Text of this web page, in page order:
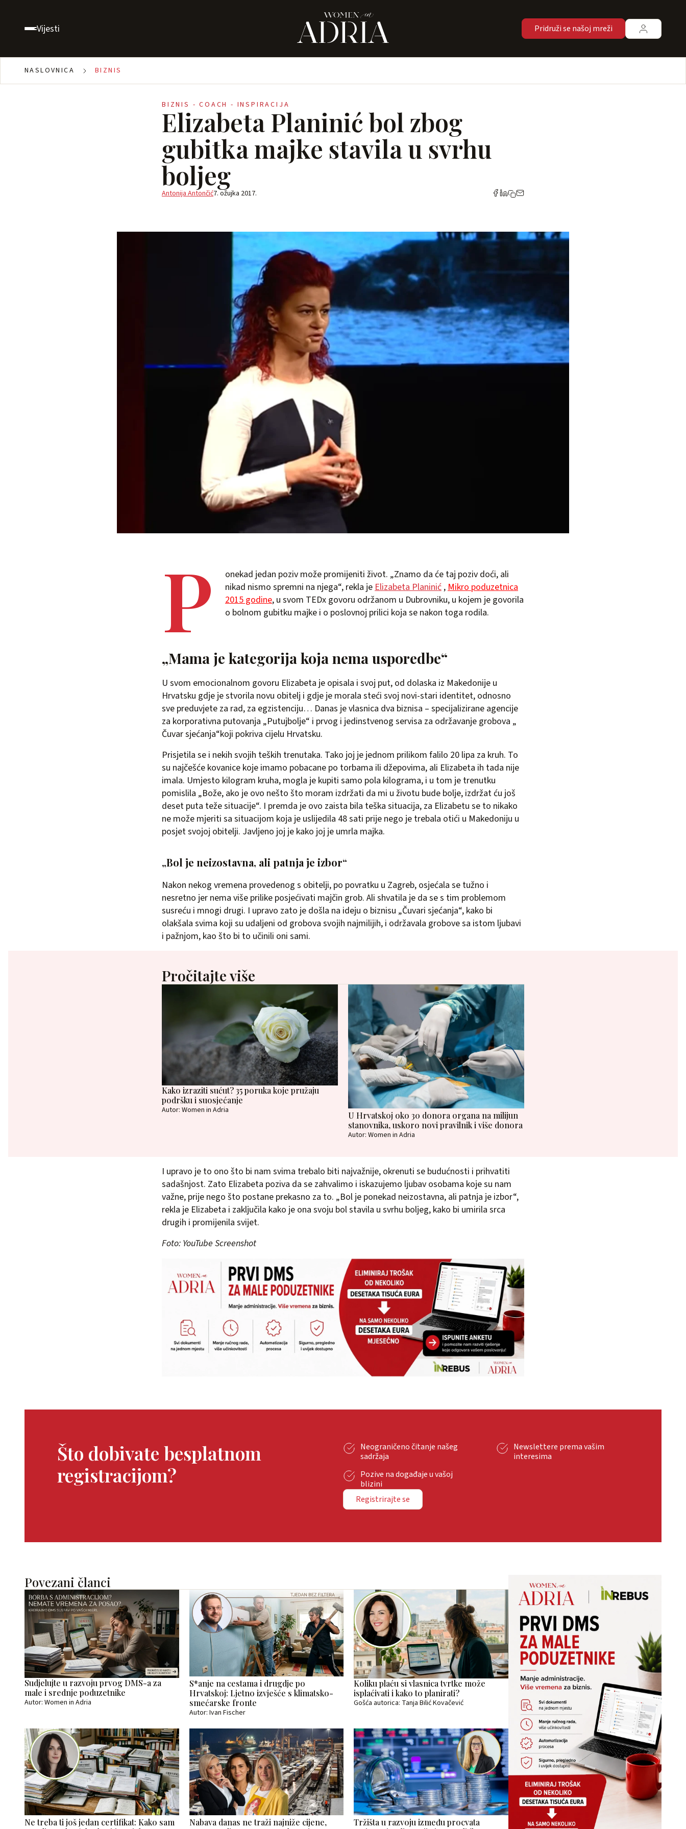
Vijesti Pridruži se našoj mreži
NASLOVNICA BIZNIS
BIZNIS - COACH - INSPIRACIJA
Elizabeta Planinić bol zbog
gubitka majke stavila u svrhu
boljeg
Antonija Antončić7. ožujka 2017.
P
onekad jedan poziv može promijeniti život. „Znamo da će taj poziv doći, ali
nikad nismo spremni na njega“, rekla je Elizabeta Planinić , Mikro poduzetnica
2015 godine, u svom TEDx govoru održanom u Dubrovniku, u kojem je govorila
o bolnom gubitku majke i o poslovnoj prilici koja se nakon toga rodila.
„Mama je kategorija koja nema usporedbe“
U svom emocionalnom govoru Elizabeta je opisala i svoj put, od dolaska iz Makedonije u
Hrvatsku gdje je stvorila novu obitelj i gdje je morala steći svoj novi-stari identitet, odnosno
sve preduvjete za rad, za egzistenciju… Danas je vlasnica dva biznisa – specijalizirane agencije
za korporativna putovanja „Putujbolje“ i prvog i jedinstvenog servisa za održavanje grobova „
Čuvar sjećanja“koji pokriva cijelu Hrvatsku.
Prisjetila se i nekih svojih teških trenutaka. Tako joj je jednom prilikom falilo 20 lipa za kruh. To
su najčešće kovanice koje imamo pobacane po torbama ili džepovima, ali Elizabeta ih tada nije
imala. Umjesto kilogram kruha, mogla je kupiti samo pola kilograma, i u tom je trenutku
pomislila „Bože, ako je ovo nešto što moram izdržati da mi u životu bude bolje, izdržat ću još
deset puta teže situacije“. I premda je ovo zaista bila teška situacija, za Elizabetu se to nikako
ne može mjeriti sa situacijom koja je uslijedila 48 sati prije nego je trebala otići u Makedoniju u
posjet svojoj obitelji. Javljeno joj je kako joj je umrla majka.
„Bol je neizostavna, ali patnja je izbor“
Nakon nekog vremena provedenog s obitelji, po povratku u Zagreb, osjećala se tužno i
nesretno jer nema više prilike posjećivati majčin grob. Ali shvatila je da se s tim problemom
susreću i mnogi drugi. I upravo zato je došla na ideju o biznisu „Čuvari sjećanja“, kako bi
olakšala svima koji su udaljeni od grobova svojih najmilijih, i održavala grobove sa istom ljubavi
i pažnjom, kao što bi to učinili oni sami.
Pročitajte više
Kako izraziti sućut? 35 poruka koje pružaju
podršku i suosjećanje
Autor: Women in Adria
U Hrvatskoj oko 30 donora organa na milijun
stanovnika, uskoro novi pravilnik i više donora
Autor: Women in Adria
I upravo je to ono što bi nam svima trebalo biti najvažnije, okrenuti se budućnosti i prihvatiti
sadašnjost. Zato Elizabeta poziva da se zahvalimo i iskazujemo ljubav osobama koje su nam
važne, prije nego što postane prekasno za to. „Bol je ponekad neizostavna, ali patnja je izbor“,
rekla je Elizabeta i zaključila kako je ona svoju bol stavila u svrhu boljeg, kako bi umirila srca
drugih i promijenila svijet.
Foto: YouTube Screenshot
Što dobivate besplatnom
registracijom?
Neograničeno čitanje našeg
sadržaja
Newslettere prema vašim
interesima
Pozive na događaje u vašoj
blizini
Registrirajte se
Povezani članci
Sudjelujte u razvoju prvog DMS-a za
male i srednje poduzetnike
Autor: Women in Adria
S*anje na cestama i drugdje po
Hrvatskoj: Ljetno izvješće s klimatsko-
smećarske fronte
Autor: Ivan Fischer
Koliku plaću si vlasnica tvrtke može
isplaćivati i kako to planirati?
Gošća autorica: Tanja Bilić Kovačević
Ne treba ti još jedan certifikat: Kako sam
Nabava danas ne traži najniže cijene,
Tržišta u razvoju između procvata